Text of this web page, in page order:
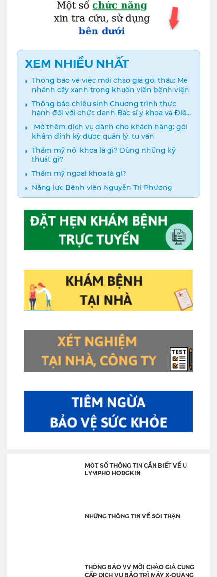
XEM NHIỀU NHẤT
Thông báo về việc mời chào giá gói thầu: Mé
nhánh cây xanh trong khuôn viên bệnh viện
Thông báo chiêu sinh Chương trình thực
hành đối với chức danh Bác sĩ y khoa và Điều
dưỡng năm 2024
️ Mở thêm dịch vụ dành cho khách hàng: gói
khám định kỳ được quản lý, tư vấn
Thẩm mỹ nội khoa là gì? Dùng những kỹ
thuật gì?
Thẩm mỹ ngoại khoa là gì?
Năng lực Bệnh viện Nguyễn Tri Phương
MỘT SỐ THÔNG TIN CẦN BIẾT VỀ U
LYMPHO HODGKIN
NHỮNG THÔNG TIN VỀ SỎI THẬN
THÔNG BÁO VV MỜI CHÀO GIÁ CUNG
CẤP DỊCH VỤ BẢO TRÌ MÁY X-QUANG